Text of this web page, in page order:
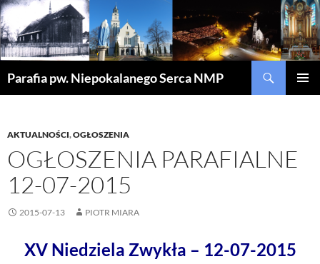
Parafia pw. Niepokalanego Serca NMP
AKTUALNOŚCI,OGŁOSZENIA
OGŁOSZENIA PARAFIALNE
12-07-2015
2015-07-13 PIOTR MIARA
XV Niedziela Zwykła – 12-07-2015